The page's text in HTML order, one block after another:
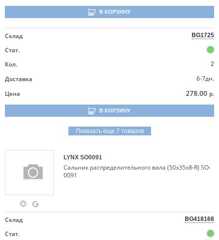
В КОРЗИНУ
Склад BG1725
Стат.
Кол.
2
Доставка
6-7дн.
Цена
278.00 р.
В КОРЗИНУ
Показать еще 7 товаров
LYNX SO0091
Сальник распределительного вала (50x35x8-R) SO-
0091
Склад BG418168
Стат.